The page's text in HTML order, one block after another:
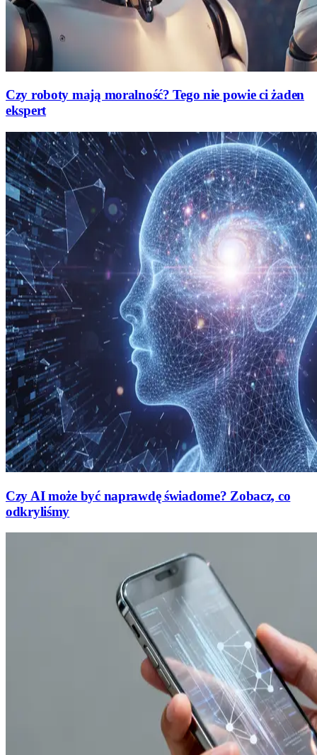
Czy roboty mają moralność? Tego nie powie ci żaden
ekspert
Czy AI może być naprawdę świadome? Zobacz, co
odkryliśmy